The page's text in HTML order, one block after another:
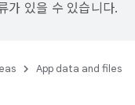
가 있을 수 있습니다.
App data and files